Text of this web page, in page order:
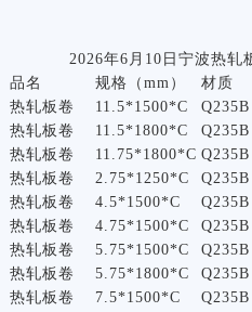
2026年6月10日宁波热轧
品名
规格（mm）
材质
热轧板卷
11.5*1500*C
Q235B
热轧板卷
11.5*1800*C
Q235B
热轧板卷
11.75*1800*C Q235B
热轧板卷
2.75*1250*C
Q235B
热轧板卷
4.5*1500*C
Q235B
热轧板卷
4.75*1500*C
Q235B
热轧板卷
5.75*1500*C
Q235B
热轧板卷
5.75*1800*C
Q235B
热轧板卷
7.5*1500*C
Q235B